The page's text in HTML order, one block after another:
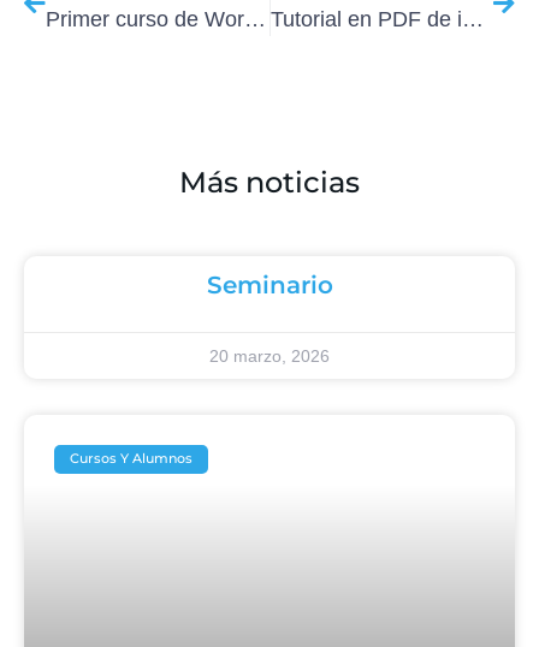
Primer curso de WordPress para diseñadores Tutorial en PDF de instalar WordPress en local
Más noticias
Seminario
20 marzo, 2026
Cursos Y Alumnos